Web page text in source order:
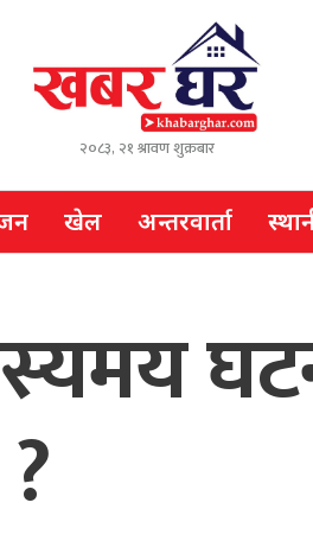
२०८३, २१ श्रावण शुक्रबार
खेल अन्तरवार्ता